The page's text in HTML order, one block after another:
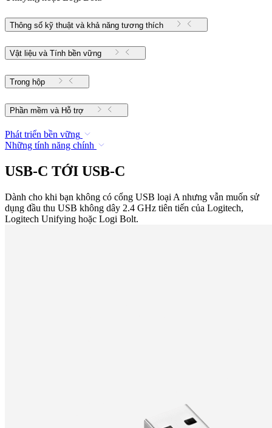
Thông số kỹ thuật và khả năng tương thích
Vật liệu và Tính bền vững
Trong hộp
Phần mềm và Hỗ trợ
Phát triển bền vững
Những tính năng chính
USB-C TỚI USB-C
Dành cho khi bạn không có cổng USB loại A nhưng vẫn muốn sử
dụng đầu thu USB không dây 2.4 GHz tiên tiến của Logitech,
Logitech Unifying hoặc Logi Bolt.